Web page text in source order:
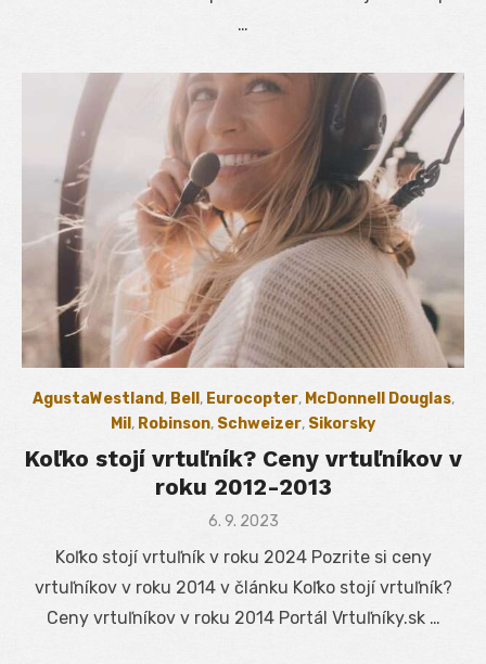
…
AgustaWestland, Bell , Eurocopter, McDonnell Douglas,
Mil , Robinson, Schweizer, Sikorsky
Koľko stojí vrtuľník? Ceny vrtuľníkov v
roku 2012-2013
Posted
6. 9. 2023
Koľko stojí vrtuľník v roku 2024 Pozrite si ceny
vrtuľníkov v roku 2014 v článku Koľko stojí vrtuľník?
Ceny vrtuľníkov v roku 2014 Portál Vrtuľníky.sk …